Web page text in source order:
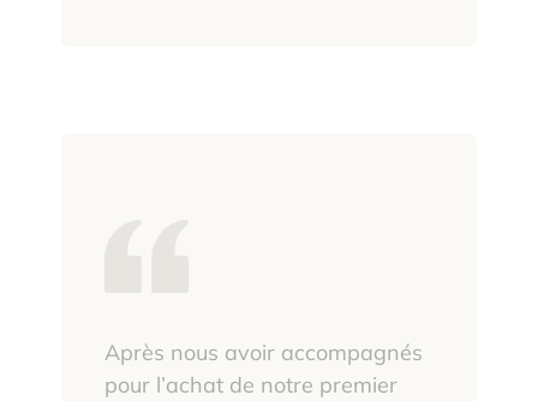
Après nous avoir accompagnés
pour l’achat de notre premier